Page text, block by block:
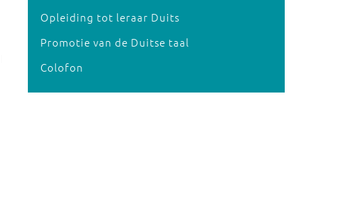
Opleiding tot leraar Duits
Promotie van de Duitse taal
Colofon